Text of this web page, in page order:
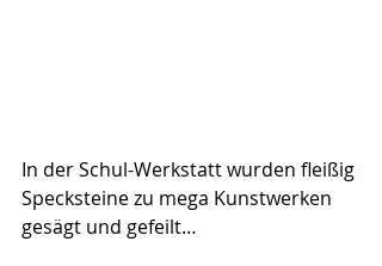
In der Schul-Werkstatt wurden fleißig
Specksteine zu mega Kunstwerken
gesägt und gefeilt…